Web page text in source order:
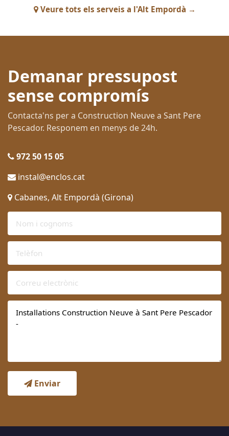
Veure tots els serveis a l'Alt Empordà →
Demanar pressupost
sense compromís
Contacta'ns per a Construction Neuve a Sant Pere
Pescador. Responem en menys de 24h.
972 50 15 05
instal@enclos.cat
Cabanes, Alt Empordà (Girona)
Enviar